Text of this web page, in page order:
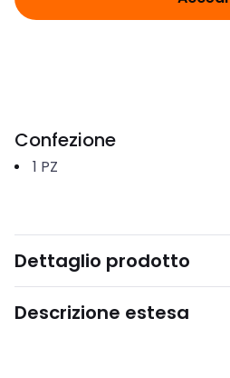
Confezione
1 PZ
Dettaglio prodotto
Descrizione estesa